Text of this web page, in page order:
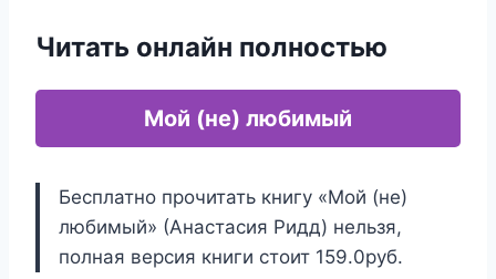
Читать онлайн полностью
Мой (не) любимый
Бесплатно прочитать книгу «Мой (не)
любимый» (Анастасия Ридд) нельзя,
полная версия книги стоит 159.0руб.